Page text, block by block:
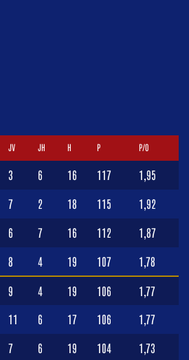
JV JH H P P/O
3 6 16 117 1,95
7 2 18 115 1,92
6 7 16 112 1,87
8 4 19 107 1,78
9 4 19 106 1,77
11 6 17 106 1,77
7 6 19 104 1,73